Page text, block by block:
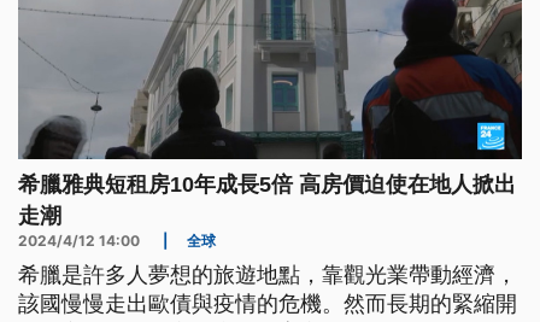
希臘雅典短租房10年成長5倍 高房價迫使在地人掀出
走潮
2024/4/12 14:00 全球
希臘是許多人夢想的旅遊地點，靠觀光業帶動經濟，
該國慢慢走出歐債與疫情的危機。然而長期的緊縮開